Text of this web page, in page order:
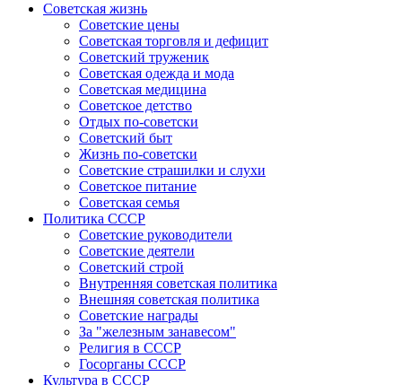
Советская жизнь
Советские цены
Советская торговля и дефицит
Советский труженик
Советская одежда и мода
Советская медицина
Советское детство
Отдых по-советски
Советский быт
Жизнь по-советски
Советские страшилки и слухи
Советское питание
Советская семья
Политика СССР
Советские руководители
Советские деятели
Советский строй
Внутренняя советская политика
Внешняя советская политика
Советские награды
За "железным занавесом"
Религия в СССР
Госорганы СССР
Культура в СССР